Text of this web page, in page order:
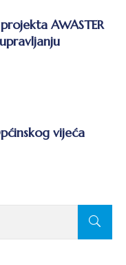
AWASTER
vijeća